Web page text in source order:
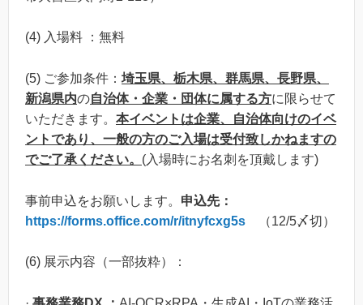
(4) 入場料 ：無料
(5) ご参加条件： 埼玉県、栃木県、群馬県、長野県、
新潟県内の自治体・企業・団体に属する方に限らせて
いただきます。 本イベントは企業、自治体向けのイベ
ントであり、一般の方のご入場は受付致しかねますの
でご了承ください。 (入場時にお名刺を頂戴します)
事前申込をお願いします。 申込先：
https://forms.office.com/r/itnyfcxg5s
（12/5〆切）
(6) 展示内容（一部抜粋）：